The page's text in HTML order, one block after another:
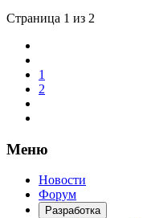
Страница 1 из 2
1
2
Меню
Новости
Форум
Разработка